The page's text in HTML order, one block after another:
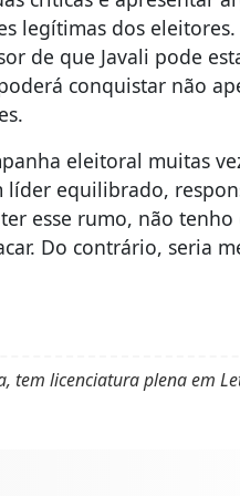
legítimas dos eleitores.
de que Javali pode
conquistar não
eleitoral muitas
líder equilibrado,
esse rumo, não
Do contrário, seria
licenciatura plena em